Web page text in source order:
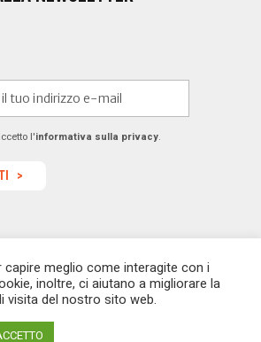
l'informativa sulla privacy.
- Tutti i diritti riservati -
sito realizzato da
meglio come interagite con i
inoltre, ci aiutano a migliorare la
visita del nostro sito web.